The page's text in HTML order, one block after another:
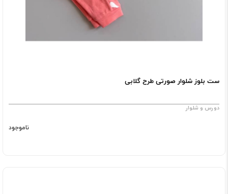
ست بلوز شلوار صورتی طرح گلابی
دورس و شلوار
ناموجود